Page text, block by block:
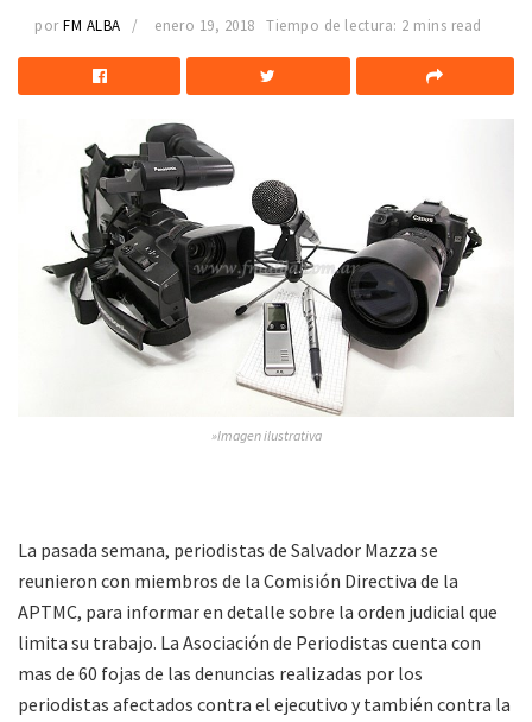
por FM ALBA enero 19, 2018 Tiempo de lectura: 2 mins read
»Imagen ilustrativa
La pasada semana, periodistas de Salvador Mazza se
reunieron con miembros de la Comisión Directiva de la
APTMC, para informar en detalle sobre la orden judicial que
limita su trabajo. La Asociación de Periodistas cuenta con
mas de 60 fojas de las denuncias realizadas por los
periodistas afectados contra el ejecutivo y también contra la